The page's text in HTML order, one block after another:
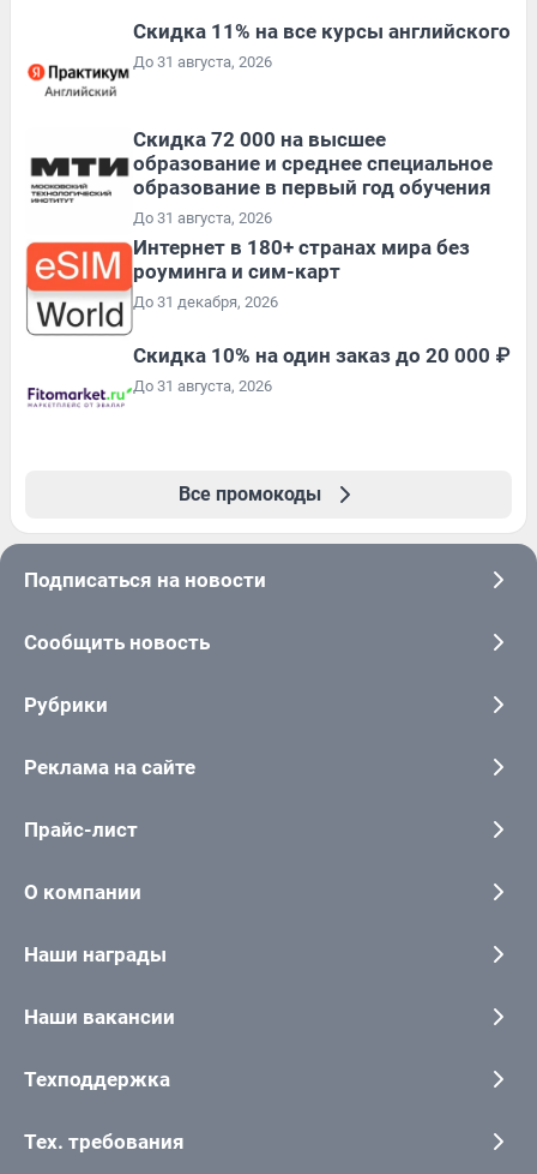
Скидка 11% на все курсы английского
До 31 августа, 2026
Скидка 72 000 на высшее
образование и среднее специальное
образование в первый год обучения
До 31 августа, 2026
Интернет в 180+ странах мира без
роуминга и сим-карт
До 31 декабря, 2026
Скидка 10% на один заказ до 20 000 ₽
До 31 августа, 2026
Все промокоды
Подписаться на новости
Сообщить новость
Рубрики
Реклама на сайте
Прайс-лист
О компании
Наши награды
Наши вакансии
Техподдержка
Тех. требования